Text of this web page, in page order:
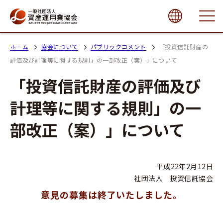
close
ホーム 協会について パブリックコメント
「投資信託財産の
評価及び計理等に関する規則」の一部改正（案）」について
「投資信託財産の評価及び
計理等に関する規則」の一
部改正（案）」について
平成22年2月12日
社団法人 投資信託協会
意見の募集は終了いたしました。